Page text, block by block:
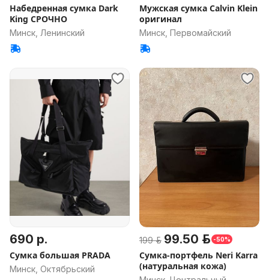
Набедренная сумка Dark
King СРОЧНО
Минск, Ленинский
Мужская сумка Calvin Klein
оригинал
Минск, Первомайский
690 р.
Сумка большая PRADA
Минск, Октябрьский
199 р. 99.50 р. -50%
Сумка-портфель Neri Karra
(натуральная кожа)